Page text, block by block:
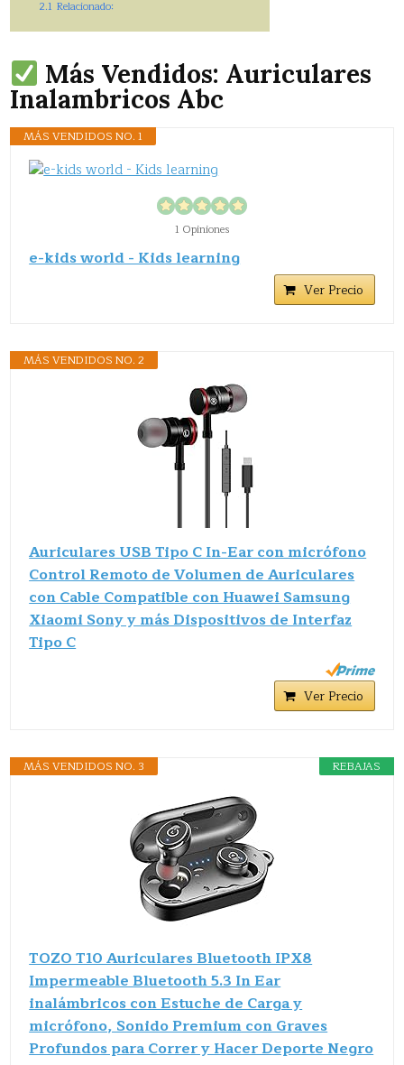
2.1 Relacionado:
Más Vendidos: Auriculares
Inalambricos Abc
MÁS VENDIDOS NO. 1
1 Opiniones
e-kids world - Kids learning
Ver Precio
MÁS VENDIDOS NO. 2
Auriculares USB Tipo C In-Ear con micrófono
Control Remoto de Volumen de Auriculares
con Cable Compatible con Huawei Samsung
Xiaomi Sony y más Dispositivos de Interfaz
Tipo C
Ver Precio
REBAJAS
MÁS VENDIDOS NO. 3
TOZO T10 Auriculares Bluetooth IPX8
Impermeable Bluetooth 5.3 In Ear
inalámbricos con Estuche de Carga y
micrófono, Sonido Premium con Graves
Profundos para Correr y Hacer Deporte Negro